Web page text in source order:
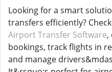
Looking for a smart
transfers efficiently?
Airport Transfer Software,
bookings, track flights in
and manage